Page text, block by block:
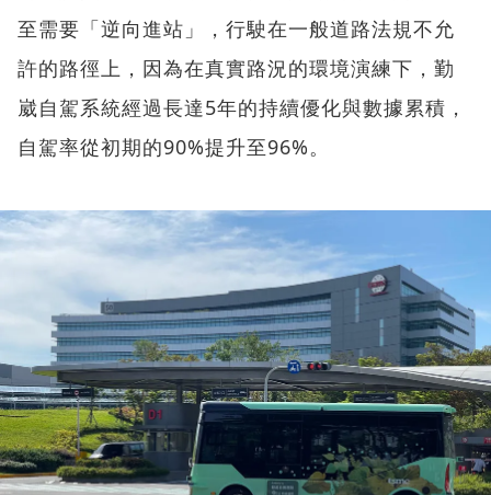
至需要「逆向進站」，行駛在一般道路法規不允
許的路徑上，因為在真實路況的環境演練下，勤
崴自駕系統經過長達5年的持續優化與數據累積，
自駕率從初期的90%提升至96%。